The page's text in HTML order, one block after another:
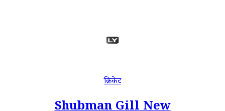
क्रिकेट